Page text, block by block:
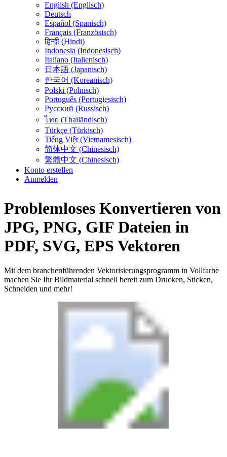
English (Englisch)
Deutsch
Español (Spanisch)
Français (Französisch)
हिन्दी (Hindi)
Indonesia (Indonesisch)
Italiano (Italienisch)
日本語 (Japanisch)
한국어 (Koreanisch)
Polski (Polnisch)
Português (Portugiesisch)
Русский (Russisch)
ไทย (Thailändisch)
Türkçe (Türkisch)
Tiếng Việt (Vietnamesisch)
简体中文 (Chinesisch)
繁體中文 (Chinesisch)
Konto erstellen
Anmelden
Problemloses Konvertieren von
JPG, PNG, GIF Dateien in
PDF, SVG, EPS Vektoren
Mit dem branchenführenden Vektorisierungsprogramm in Vollfarbe
machen Sie Ihr Bildmaterial schnell bereit zum Drucken, Sticken,
Schneiden und mehr!